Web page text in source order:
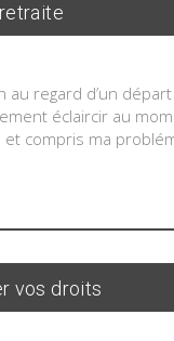
au regard d’un
éclaircir au
compris ma
vos droits